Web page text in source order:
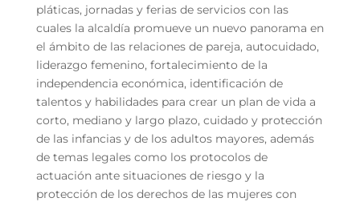
pláticas, jornadas y ferias de servicios con las
cuales la alcaldía promueve un nuevo panorama en
el ámbito de las relaciones de pareja, autocuidado,
liderazgo femenino, fortalecimiento de la
independencia económica, identificación de
talentos y habilidades para crear un plan de vida a
corto, mediano y largo plazo, cuidado y protección
de las infancias y de los adultos mayores, además
de temas legales como los protocolos de
actuación ante situaciones de riesgo y la
protección de los derechos de las mujeres con